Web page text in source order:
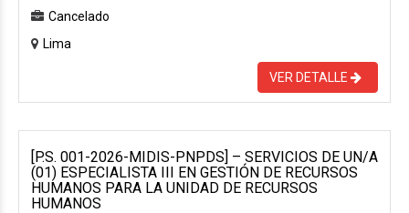
Cancelado
Lima
VER DETALLE
[P.S. 001-2026-MIDIS-PNPDS] – SERVICIOS DE UN/A
(01) ESPECIALISTA III EN GESTIÓN DE RECURSOS
HUMANOS PARA LA UNIDAD DE RECURSOS
HUMANOS